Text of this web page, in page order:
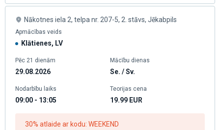
Nākotnes iela 2, telpa nr. 207-5, 2. stāvs, Jēkabpils
Apmācības veids
Klātienes, LV
Pēc 21 dienām
29.08.2026
Mācību dienas
Se. / Sv.
Nodarbību laiks
09:00 - 13:05
Teorijas cena
19.99 EUR
30% atlaide ar kodu: WEEKEND